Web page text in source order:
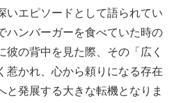
いエピソードとして語られてい
ハンバーガーを食べていた時の
彼の背中を見た際、その「広く
惹かれ、心から頼りになる存在
と発展する大きな転機となりま